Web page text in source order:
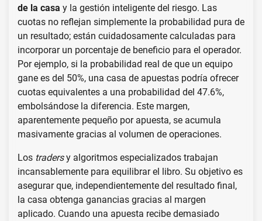
de la casa y la gestión inteligente del riesgo. Las
cuotas no reflejan simplemente la probabilidad pura de
un resultado; están cuidadosamente calculadas para
incorporar un porcentaje de beneficio para el operador.
Por ejemplo, si la probabilidad real de que un equipo
gane es del 50%, una casa de apuestas podría ofrecer
cuotas equivalentes a una probabilidad del 47.6%,
embolsándose la diferencia. Este margen,
aparentemente pequeño por apuesta, se acumula
masivamente gracias al volumen de operaciones.
Los tradersy algoritmos especializados trabajan
incansablemente para equilibrar el libro. Su objetivo es
asegurar que, independientemente del resultado final,
la casa obtenga ganancias gracias al margen
aplicado. Cuando una apuesta recibe demasiado